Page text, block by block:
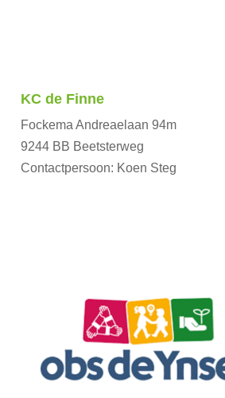
KC de Finne
Fockema Andreaelaan 94m
9244 BB Beetsterweg
Contactpersoon: Koen Steg